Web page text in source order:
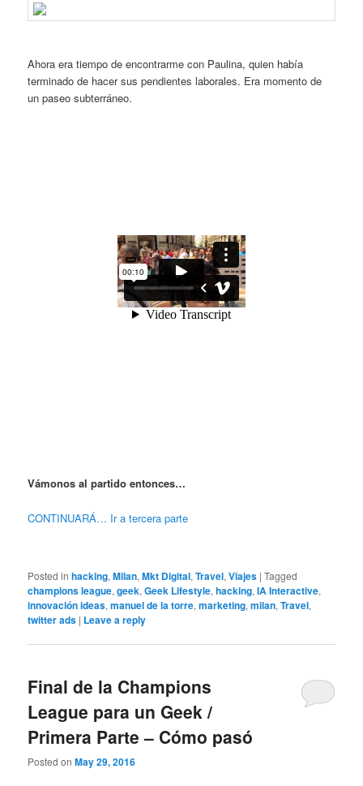
Ahora era tiempo de encontrarme con Paulina, quien había
terminado de hacer sus pendientes laborales. Era momento de
un paseo subterráneo.
Vámonos al partido entonces…
CONTINUARÁ… Ir a tercera parte
Posted in hacking,Milan,Mkt Digital,Travel,Viajes |Tagged
champions league,geek,Geek Lifestyle,hacking,IA Interactive,
innovación ideas,manuel de la torre,marketing,milan,Travel,
twitter ads | Leave a reply
Final de la Champions
League para un Geek /
Primera Parte – Cómo pasó
Posted onMay 29, 2016